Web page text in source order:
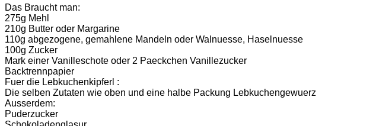
Das Braucht man:
275g Mehl
210g Butter oder Margarine
110g abgezogene, gemahlene Mandeln oder Walnuesse, Haselnuesse
100g Zucker
Mark einer Vanilleschote oder 2 Paeckchen Vanillezucker
Backtrennpapier
Fuer die Lebkuchenkipferl :
Die selben Zutaten wie oben und eine halbe Packung Lebkuchengewuerz
Ausserdem:
Puderzucker